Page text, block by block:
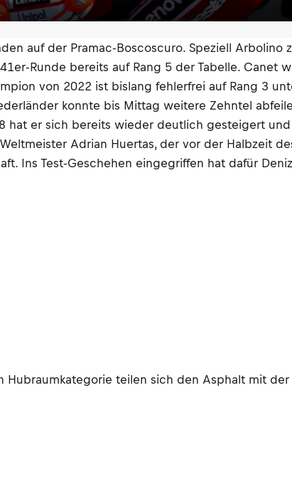
auf der Pramac-Boscoscuro. Speziell
Runde bereits auf Rang 5 der Tabelle. Canet
von 2022 ist bislang fehlerfrei auf Rang 3
konnte bis Mittag weitere Zehntel
hat er sich bereits wieder deutlich gesteigert
Adrian Huertas, der vor der Halbzeit
Ins Test-Geschehen eingegriffen hat dafür
teilen sich den Asphalt mit